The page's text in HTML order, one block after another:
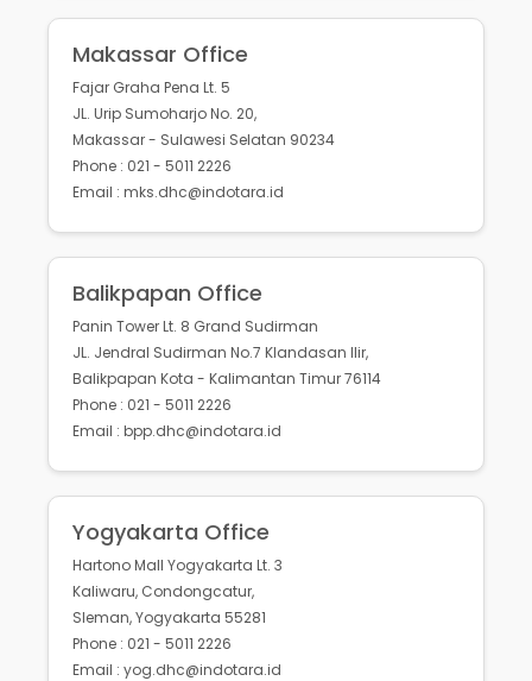
Makassar Office
Fajar Graha Pena Lt. 5
JL. Urip Sumoharjo No. 20,
Makassar - Sulawesi Selatan 90234
Phone : 021 - 5011 2226
Email : mks.dhc@indotara.id
Balikpapan Office
Panin Tower Lt. 8 Grand Sudirman
JL. Jendral Sudirman No.7 Klandasan Ilir,
Balikpapan Kota - Kalimantan Timur 76114
Phone : 021 - 5011 2226
Email : bpp.dhc@indotara.id
Yogyakarta Office
Hartono Mall Yogyakarta Lt. 3
Kaliwaru, Condongcatur,
Sleman, Yogyakarta 55281
Phone : 021 - 5011 2226
Email : yog.dhc@indotara.id